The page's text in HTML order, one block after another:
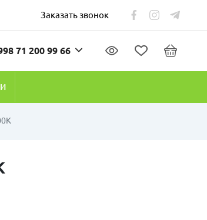
Заказать звонок
71 200 99 66